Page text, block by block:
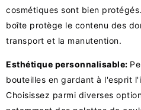
cosmétiques sont bien
boîte protège le contenu des
transport et la manutention.
Esthétique personnalisable:
bouteilles en gardant à l'esprit
Choisissez parmi diverses